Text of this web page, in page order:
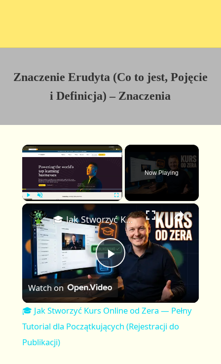
Znaczenie Erudyta (Co to jest, Pojęcie
i Definicja) – Znaczenia
×
y
n
m
u
t
e
u
l
l
s
c
r
e
Now Playing
×
P
l
a
🎓 Jak Stworzyć Kurs Online od Zera — Pełny Tutorial dla Początkujących (Rejestracji do Publikacji)
Watch on
🎓 Jak Stworzyć Kurs Online od Zera — Pełny
Tutorial dla Początkujących (Rejestracji do
Publikacji)